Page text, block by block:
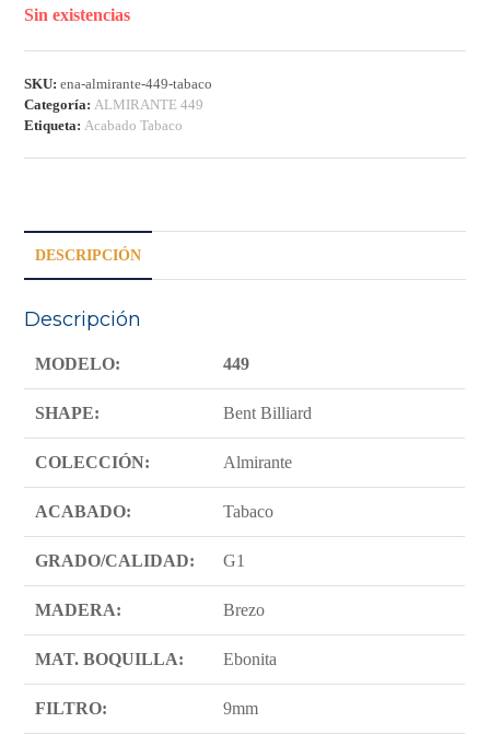
Sin existencias
SKU:ena-almirante-449-tabaco
Categoría: ALMIRANTE 449
Etiqueta: Acabado Tabaco
DESCRIPCIÓN
Descripción
MODELO: 449
SHAPE: Bent Billiard
COLECCIÓN: Almirante
ACABADO: Tabaco
GRADO/CALIDAD: G1
MADERA: Brezo
MAT. BOQUILLA: Ebonita
FILTRO: 9mm